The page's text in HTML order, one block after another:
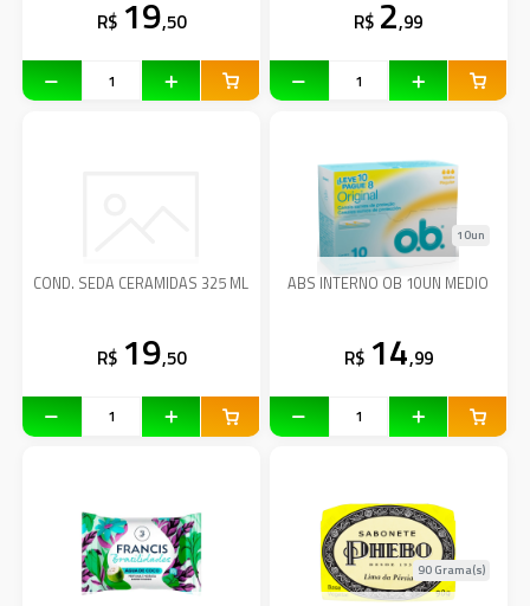
R$ 19,50 R$ 2,99
COND. SEDA CERAMIDAS 325 ML
R$ 19,50
ABS INTERNO OB 10UN MEDIO
10un
R$ 14,99
90 Grama(s)